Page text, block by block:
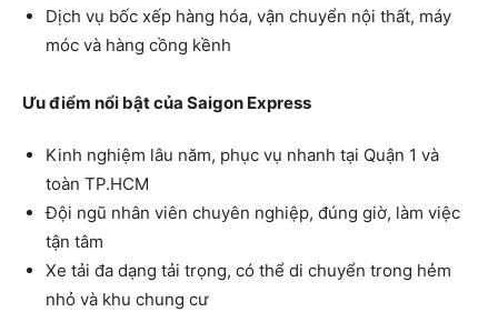
Dịch vụ bốc xếp hàng hóa, vận chuyển nội thất, máy
móc và hàng cồng kềnh
Ưu điểm nổi bật của Saigon Express
Kinh nghiệm lâu năm, phục vụ nhanh tại Quận 1 và
toàn TP.HCM
Đội ngũ nhân viên chuyên nghiệp, đúng giờ, làm việc
tận tâm
Xe tải đa dạng tải trọng, có thể di chuyển trong hẻm
nhỏ và khu chung cư